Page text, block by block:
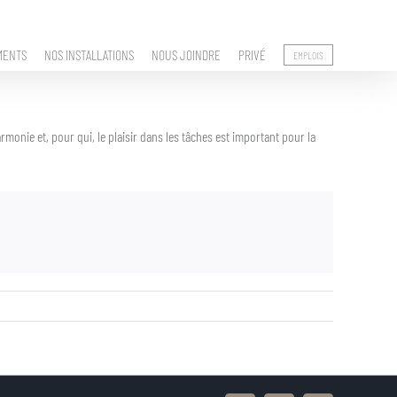
NOS INSTALLATIONS NOUS JOINDRE PRIVÉ EMPLOIS
et, pour qui, le plaisir dans les tâches est important pour la